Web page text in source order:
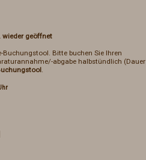
wieder geöffnet
Buchungstool. Bitte buchen Sie Ihren
abgabe halbstündlich (Dauer
.